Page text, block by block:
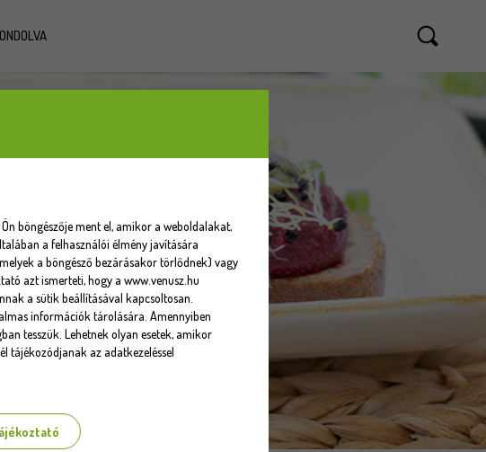
böngészője ment el, amikor a weboldalakat,
a felhasználói élmény javítására
a böngésző bezárásakor törlődnek) vagy
azt ismerteti, hogy a www.venusz.hu
a sütik beállításával kapcsoltosan.
információk tárolására. Amennyiben
tesszük. Lehetnek olyan esetek, amikor
tájékozódjanak az adatkezeléssel